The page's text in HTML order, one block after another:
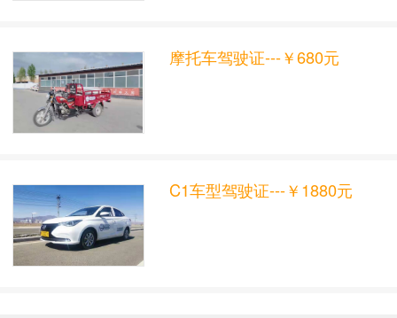
摩托车驾驶证---￥680元
C1车型驾驶证---￥1880元